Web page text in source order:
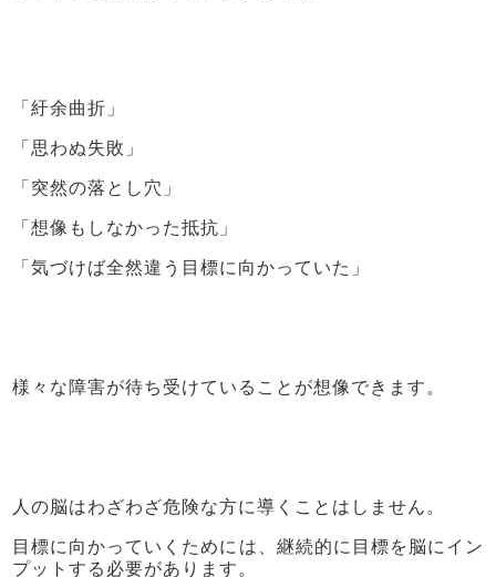
「紆余曲折」
「思わぬ失敗」
「突然の落とし穴」
「想像もしなかった抵抗」
「気づけば全然違う目標に向かっていた」
様々な障害が待ち受けていることが想像できます。
人の脳はわざわざ危険な方に導くことはしません。
目標に向かっていくためには、継続的に目標を脳にイン
プットする必要があります。